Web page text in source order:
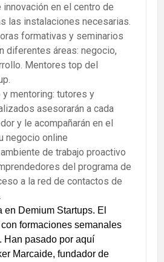
innovación en el centro de
las instalaciones necesarias.
formativas y seminarios
diferentes áreas: negocio,
Mentores top del
mentoring: tutores y
asesorarán a cada
y le acompañarán en el
negocio online
de trabajo proactivo
del programa de
a la red de contactos de
en Demium Startups. El
formaciones semanales
Han pasado por aquí
Marcaide, fundador de